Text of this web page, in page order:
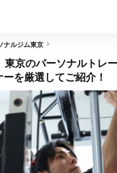
ナルジム東京
東京のパーソナルトレ
を厳選してご紹介！